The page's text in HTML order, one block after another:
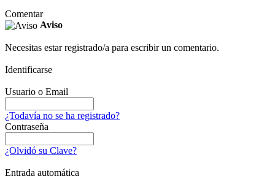
Comentar
Aviso
Necesitas estar registrado/a para escribir un comentario.
Identificarse
Usuario o Email
¿Todavía no se ha registrado?
Contraseña
¿Olvidó su Clave?
Entrada automática